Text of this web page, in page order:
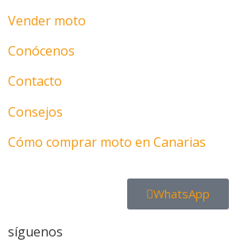
Vender moto
Conócenos
Contacto
Consejos
Cómo comprar moto en Canarias
WhatsApp
síguenos